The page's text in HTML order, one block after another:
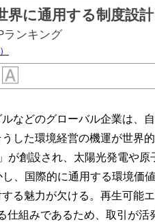
界に通用する制度設
ランキング
などのグローバル企業は、
した環境経営の機運が世界
が創設され、太陽光発電や原
、国際的に通用する環境価
る魅力が欠ける。再生可能
仕組みであるため、取引が活